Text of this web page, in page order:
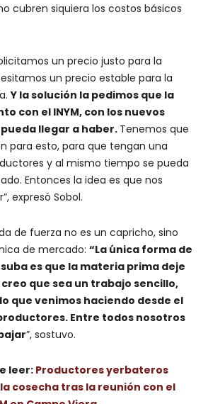
cubren siquiera los costos básicos
un precio justo para la
un precio estable para la
Y la solución la pedimos que la
con el INYM, con los nuevos
llegar a haber. Tenemos que
para esto, para que tengan una
y al mismo tiempo se pueda
Entonces la idea es que nos
expresó Sobol.
de fuerza no es un capricho, sino
de mercado: “La única forma de
es que la materia prima deje
creo que sea un trabajo sencillo,
que venimos haciendo desde el
Entre todos nosotros
”, sostuvo.
leer:Productores yerbateros
cosecha tras la reunión con el